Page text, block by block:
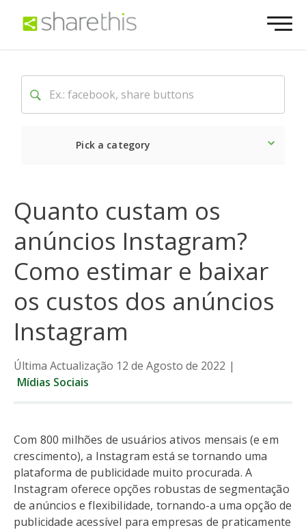
Pick a category
Quanto custam os
anúncios Instagram?
Como estimar e baixar
os custos dos anúncios
Instagram
Última Actualização 12 de Agosto de 2022 |
Mídias Sociais
Com 800 milhões de usuários ativos mensais (e em
crescimento), a Instagram está se tornando uma
plataforma de publicidade muito procurada. A
Instagram oferece opções robustas de segmentação
de anúncios e flexibilidade, tornando-a uma opção de
publicidade acessível para empresas de praticamente